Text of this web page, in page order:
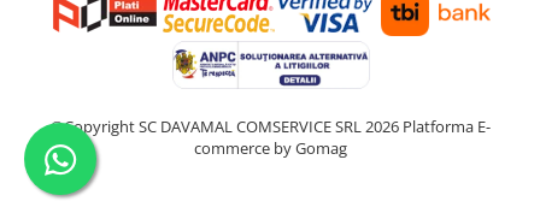
©Copyright SC DAVAMAL COMSERVICE SRL 2026 Platforma E-
commerce by Gomag